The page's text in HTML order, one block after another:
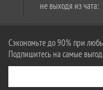
не выходя из чата:
Сэкономьте до 90% при
Подпишитесь на самые